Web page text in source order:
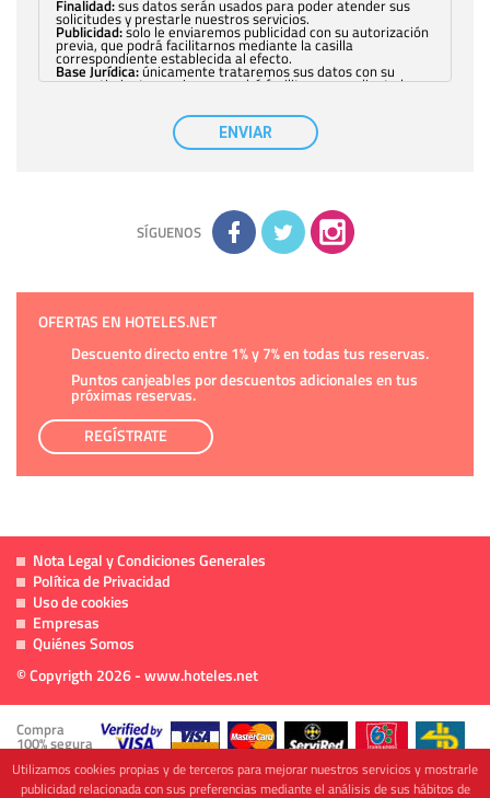
Finalidad:sus datos serán usados para poder atender sus
solicitudes y prestarle nuestros servicios.
Publicidad:solo le enviaremos publicidad con su autorización
previa, que podrá facilitarnos mediante la casilla
correspondiente establecida al efecto.
Base Jurídica:únicamente trataremos sus datos con su
consentimiento previo, que podrá facilitarnos mediante la
con carácter general, sólo el personal de
nuestra entidad que esté debidamente autorizado podrá
tener conocimiento de la información que le pedimos. No se
comunicarán datos a terceros.
adicional y detallada sobre cómo tratamos sus datos en la
política de privacidad
ENVIAR
SÍGUENOS
OFERTAS EN HOTELES.NET
Descuento directo entre 1% y 7% en todas tus reservas.
Puntos canjeables por descuentos adicionales en tus
próximas reservas.
REGÍSTRATE
Nota Legal y Condiciones Generales
Política de Privacidad
Uso de cookies
Empresas
Quiénes Somos
© Copyrigth 2026 - www.hoteles.net
Compra
100% segura
Utilizamos cookies propias y de terceros para mejorar nuestros servicios y mostrarle
publicidad relacionada con sus preferencias mediante el análisis de sus hábitos de